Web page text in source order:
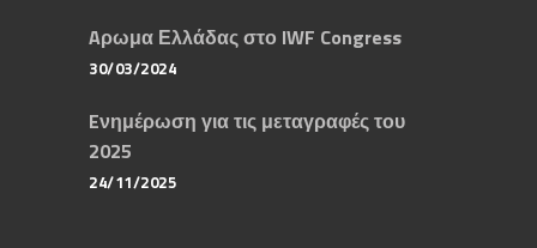
Aρωμα Ελλάδας στο IWF Congress
30/03/2024
Eνημέρωση για τις μεταγραφές του
2025
24/11/2025